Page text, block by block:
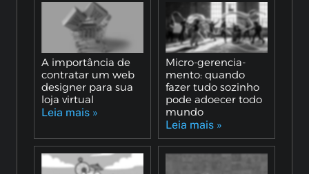
A importância de
contratar um web
designer para sua
loja virtual
Leia mais »
Micro-gerencia-
mento: quando
fazer tudo sozinho
pode adoecer todo
mundo
Leia mais »